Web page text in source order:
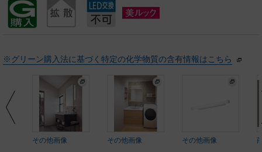
※グリーン購入法に基づく特定の化学物質の含有情報はこちら
その他画像 その他画像 その他画像